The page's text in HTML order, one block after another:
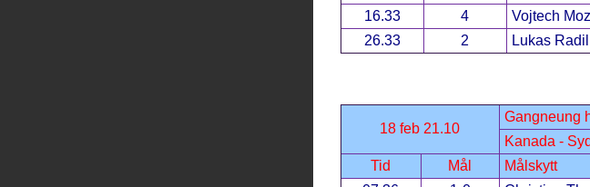
16.33
4 Vojtech
26.33
2 Lukas Radil
18 feb 21.10
Gangneung
Kanada -
Tid
Mål Målskytt